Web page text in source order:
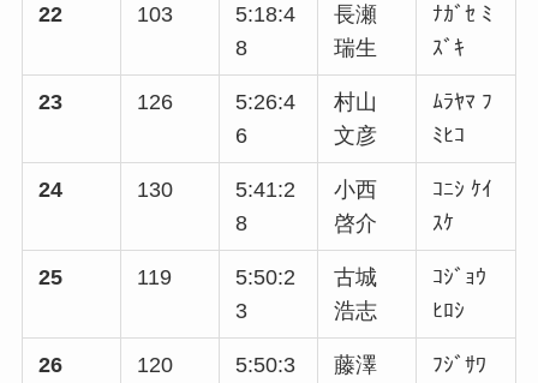
22 103
5:18:4
8
長瀬
瑞生
ﾅｶﾞｾ ﾐ
ｽﾞｷ
23 126
5:26:4
6
村山
文彦
ﾑﾗﾔﾏ ﾌ
ﾐﾋｺ
24 130
5:41:2
8
小西
啓介
ｺﾆｼ ｹｲ
ｽｹ
25 119
5:50:2
3
古城
浩志
ｺｼﾞｮｳ
ﾋﾛｼ
26 120
5:50:3
藤澤
ﾌｼﾞｻﾜ